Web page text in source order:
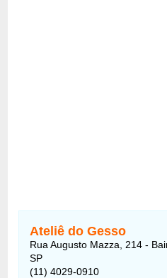
Ateliê do Gesso
Rua Augusto Mazza, 214 -
SP
(11) 4029-0910